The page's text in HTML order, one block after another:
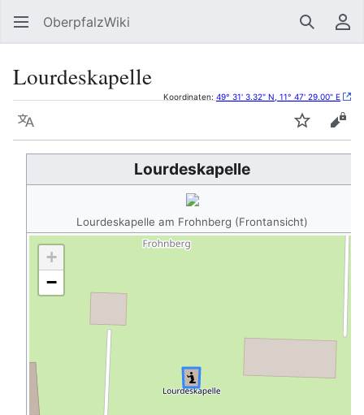
OberpfalzWiki Suchen
Lourdeskapelle
Sprache
Koordinaten: 49° 31' 3.32" N, 11° 47' 29.00" E
Lourdeskapelle
Lourdeskapelle am Frohnberg (Frontansicht)
+
−